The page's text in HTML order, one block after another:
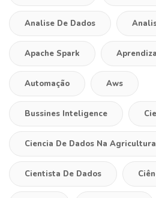
Analise De Dados
Apache Spark
Automação Aws
Bussines Inteligence
Ciencia De Dados Na Agricultura
Cientista De Dados